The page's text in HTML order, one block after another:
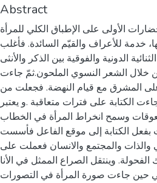
Abstract
الأولى على الإطباق الكلي للمرأة
خدمة للأعراف والقيّم السائدة. فأغلب
الدونية والفوقية بين الذكر والأنثى .
خلال الشعر النسوي الملحون.ثمّ جاءت
المشرق مع قيام النهضة. فجعلت من
الكتابة على فترات متعاقبة .و يعتبر
وسمح انخراط المرأة في الخطاب
بفعل الكتابة إلى موقع الفاعل فأسست
والذات والمجتمع والانسان فعملت على
وينتقل الصراع الممثل في الأنا
حين جاءت صورة المرأة في التصورات